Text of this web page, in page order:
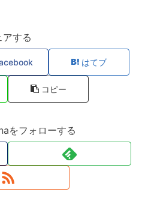
アする
はてブ
コピー
をフォローする